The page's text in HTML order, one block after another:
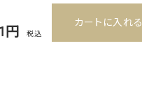
円 税込
カートに入れる